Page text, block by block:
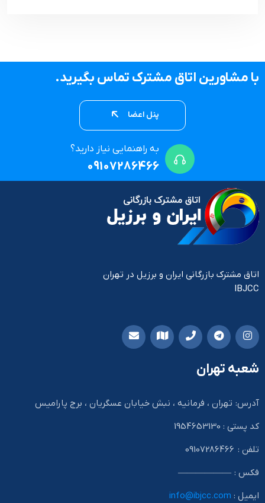
با مشاورین اتاق مشترک تماس بگیرید.
پنل اعضا
به راهنمایی نیاز دارید؟
09107286466
اتاق مشترک بازرگانی ایران و برزیل در تهران
IBJCC
شعبه تهران
آدرس: تهران ، فرمانیه ، نبش خیابان عسگریان ، برج پارامیس
کد پستی : 1954653130
تلفن : 09107286466
فکس : ——————
ایمیل : info@ibjcc.com